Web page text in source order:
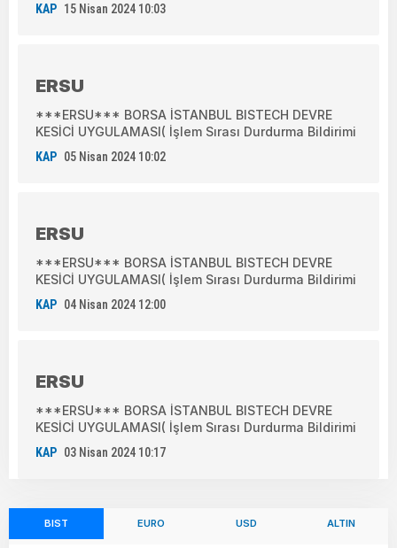
KAP 15 Nisan 2024 10:03
ERSU
***ERSU*** BORSA İSTANBUL BISTECH DEVRE
KESİCİ UYGULAMASI( İşlem Sırası Durdurma Bildirimi
KAP 05 Nisan 2024 10:02
ERSU
***ERSU*** BORSA İSTANBUL BISTECH DEVRE
KESİCİ UYGULAMASI( İşlem Sırası Durdurma Bildirimi
KAP 04 Nisan 2024 12:00
ERSU
***ERSU*** BORSA İSTANBUL BISTECH DEVRE
KESİCİ UYGULAMASI( İşlem Sırası Durdurma Bildirimi
KAP 03 Nisan 2024 10:17
BIST EURO USD ALTIN